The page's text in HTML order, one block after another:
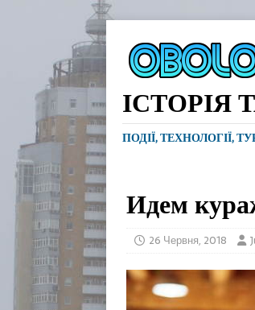
ІСТОРІЯ
ПОДІЇ, ТЕХНОЛОГІЇ,
Идем
26 Червня, 2018